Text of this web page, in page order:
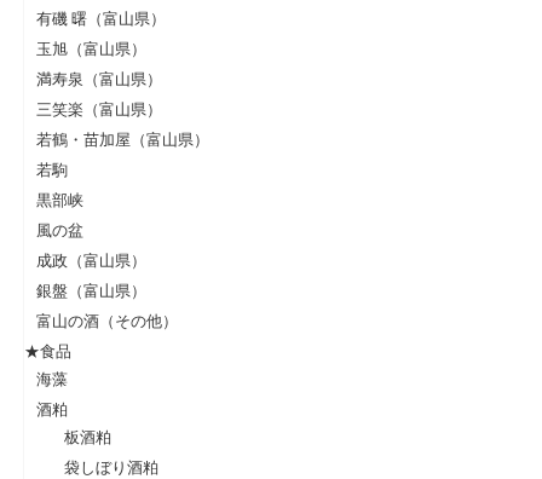
有磯 曙（富山県）
玉旭（富山県）
満寿泉（富山県）
三笑楽（富山県）
若鶴・苗加屋（富山県）
若駒
黒部峡
風の盆
成政（富山県）
銀盤（富山県）
富山の酒（その他）
★食品
海藻
酒粕
板酒粕
袋しぼり酒粕